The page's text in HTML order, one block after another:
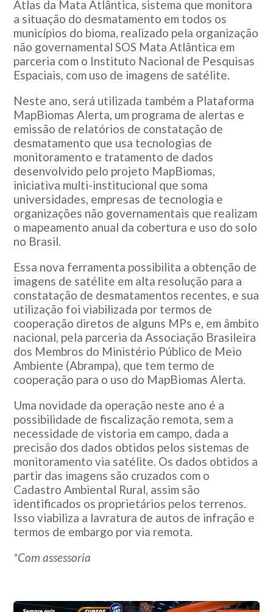
Atlas da Mata Atlântica, sistema que monitora
a situação do desmatamento em todos os
municípios do bioma, realizado pela organização
não governamental SOS Mata Atlântica em
parceria com o Instituto Nacional de Pesquisas
Espaciais, com uso de imagens de satélite.
Neste ano, será utilizada também a Plataforma
MapBiomas Alerta, um programa de alertas e
emissão de relatórios de constatação de
desmatamento que usa tecnologias de
monitoramento e tratamento de dados
desenvolvido pelo projeto MapBiomas,
iniciativa multi-institucional que soma
universidades, empresas de tecnologia e
organizações não governamentais que realizam
o mapeamento anual da cobertura e uso do solo
no Brasil.
Essa nova ferramenta possibilita a obtenção de
imagens de satélite em alta resolução para a
constatação de desmatamentos recentes, e sua
utilização foi viabilizada por termos de
cooperação diretos de alguns MPs e, em âmbito
nacional, pela parceria da Associação Brasileira
dos Membros do Ministério Público de Meio
Ambiente (Abrampa), que tem termo de
cooperação para o uso do MapBiomas Alerta.
Uma novidade da operação neste ano é a
possibilidade de fiscalização remota, sem a
necessidade de vistoria em campo, dada a
precisão dos dados obtidos pelos sistemas de
monitoramento via satélite. Os dados obtidos a
partir das imagens são cruzados com o
Cadastro Ambiental Rural, assim são
identificados os proprietários pelos terrenos.
Isso viabiliza a lavratura de autos de infração e
termos de embargo por via remota.
*Com assessoria